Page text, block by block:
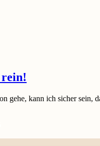
gehe, kann ich sicher sein,